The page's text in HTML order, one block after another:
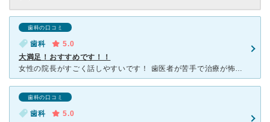
歯科の口コミ
歯科
5.0
大満足！おすすめです！！
女性の院長がすごく話しやすいです！ 歯医者が苦手で治療が怖かったのですが、必要な理由をきちんと説明してくれて、泣きそうになったら励ましてくれました。治療が数回で終わったので腕がいいんだと思います。話
歯科の口コミ
歯科
5.0